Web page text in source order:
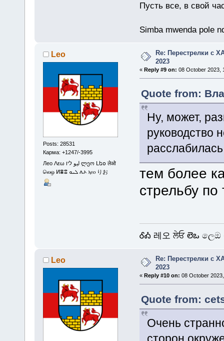
Пусть все, в свой
Simba mwenda pole
Leo
Posts: 28531
Карма: +1247/-3995
Лео Λεω ليو ליו ლეო Լեօ लेओ
லெஒ ⵍⴻⵓ ܠܝܘ ሌኦ ⲗⲉⲟ りお
Re: Перестрелки с
2023
« Reply #9 on: 08 October 2023,
Quote from:
Ну, может,
руководство
тем более
стрельбу
ᎴᎣ 레오 ਲੇਓ లెఒ
Leo
Re: Перестрелки с
2023
« Reply #10 on: 08 October
Quote from:
Очень